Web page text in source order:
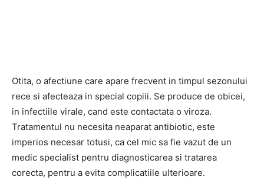
Otita, o afectiune care apare frecvent in timpul sezonului
rece si afecteaza in special copiii. Se produce de obicei,
in infectiile virale, cand este contactata o viroza.
Tratamentul nu necesita neaparat antibiotic, este
imperios necesar totusi, ca cel mic sa fie vazut de un
medic specialist pentru diagnosticarea si tratarea
corecta, pentru a evita complicatiile ulterioare.